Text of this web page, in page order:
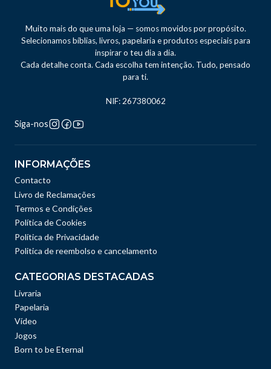
Muito mais do que uma loja — somos movidos por propósito.
Selecionamos bíblias, livros, papelaria e produtos especiais para
inspirar o teu dia a dia.
Cada detalhe conta. Cada escolha tem intenção. Tudo, pensado
para ti.
NIF: 267380062
Siga-nos
INFORMAÇÕES
Contacto
Livro de Reclamações
Termos e Condições
Política de Cookies
Política de Privacidade
Politica de reembolso e cancelamento
CATEGORIAS DESTACADAS
Livraria
Papelaria
Vídeo
Jogos
Born to be Eternal